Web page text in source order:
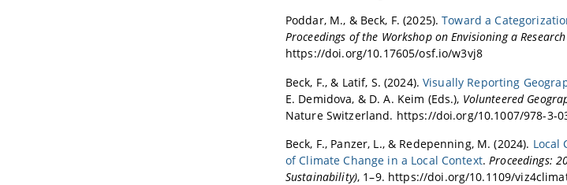
VISSOFT 2018
VAST 2018 (IEEE VIS)
ETVIS 2018
EuroVis 2018
VEM 2017
VMV 2017
Poddar, M., & Beck, F. (2025).Toward a
Proceedings of the Workshop on Envisioning a
https://doi.org/10.17605/osf.io/w3vj8
Beck, F., & Latif, S. (2024).Visually Reporting
E. Demidova, & D. A. Keim (Eds.), Volunteered
Nature Switzerland. https://doi.org/10.1007/978-3-
Beck, F., Panzer, L., & Redepenning, M. (2024). Local
of Climate Change in a Local Context.Proceedings:
Sustainability), 1–9. https://doi.org/10.1109/